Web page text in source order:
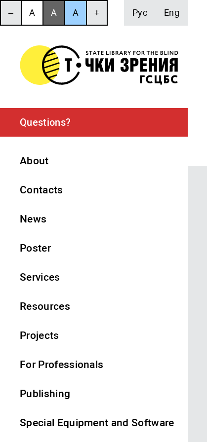
‒ A A A + Рус Eng
Questions?
About
Contacts
News
Poster
Services
Resources
Projects
For Professionals
Publishing
Special Equipment and Software